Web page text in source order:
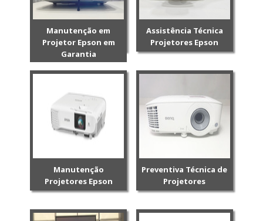
Manutenção em
Projetor Epson em
Garantia
Assistência Técnica
Projetores Epson
Manutenção
Projetores Epson
Preventiva Técnica de
Projetores